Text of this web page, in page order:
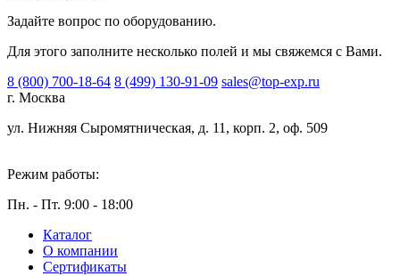
Задайте вопрос по оборудованию.
Для этого заполните несколько полей и мы свяжемся с Вами.
8 (800) 700-18-64 8 (499) 130-91-09 sales@top-exp.ru
г. Москва
ул. Нижняя Сыромятническая, д. 11, корп. 2, оф. 509
Режим работы:
Пн. - Пт. 9:00 - 18:00
Каталог
О компании
Сертификаты